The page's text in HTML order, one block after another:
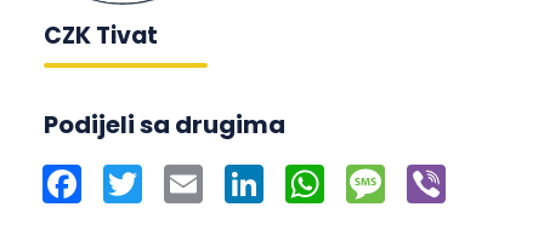
CZK Tivat
Podijeli sa drugima
Facebook
Twitter Email LinkedInWhatsApp
Message